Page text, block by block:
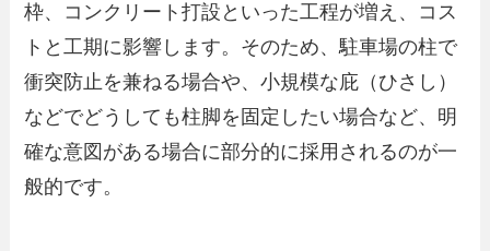
枠、コンクリート打設といった工程が増え、コス
トと工期に影響します。そのため、駐車場の柱で
衝突防止を兼ねる場合や、小規模な庇（ひさし）
などでどうしても柱脚を固定したい場合など、明
確な意図がある場合に部分的に採用されるのが一
般的です。